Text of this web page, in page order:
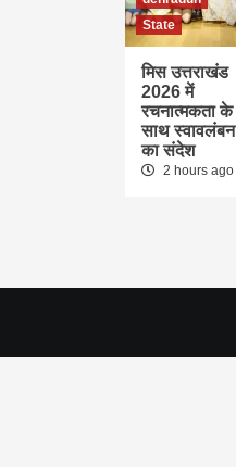
State
मिस उत्तराखंड
2026 में
रचनात्मकता के
साथ स्वावलंबन
का संदेश
2 hours ago